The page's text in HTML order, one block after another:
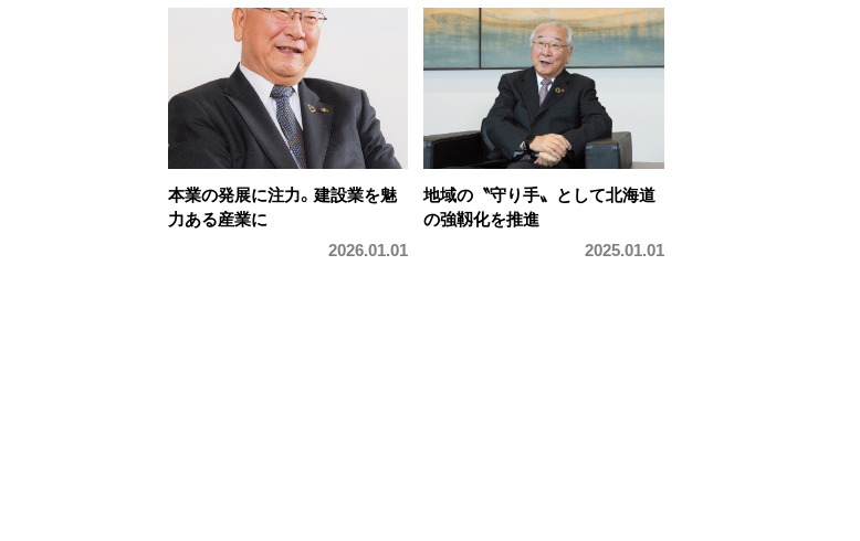
本業の発展に注力。建設業を魅
力ある産業に
2026.01.01
地域の〝守り手〟として北海道
の強靱化を推進
2025.01.01